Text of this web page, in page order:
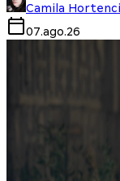
Camila
07.ago.26